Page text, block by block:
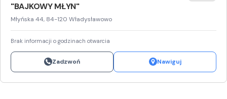
"BAJKOWY MŁYN"
Młyńska 44, 84-120 Władysławowo
Brak informacji o godzinach otwarcia
Zadzwoń Nawiguj